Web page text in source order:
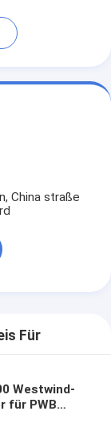
China straße
Für
Westwind-
für PWB